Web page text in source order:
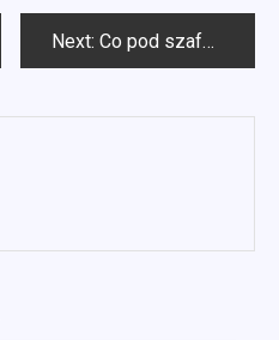
Next: Co pod szafki kuchenne?